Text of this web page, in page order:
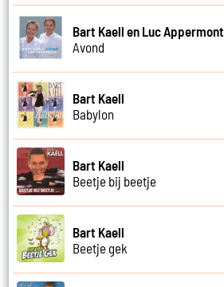
Bart Kaell en Luc Appermont
Avond
Bart Kaell
Babylon
Bart Kaell
Beetje bij beetje
Bart Kaell
Beetje gek